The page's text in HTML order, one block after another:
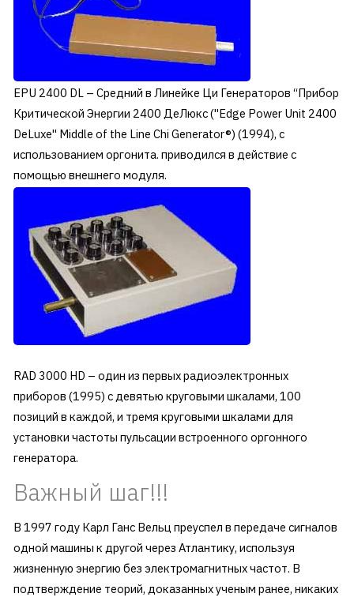
EPU 2400 DL – Средний в Линейке Ци Генераторов “Прибор
Критической Энергии 2400 ДеЛюкс ("Edge Power Unit 2400
DeLuxe" Middle of the Line Chi Generator®) (1994), с
использованием оргонита. приводился в действие с
помощью внешнего модуля.
RAD 3000 HD – один из первых радиоэлектронных
приборов (1995) с девятью круговыми шкалами, 100
позиций в каждой, и тремя круговыми шкалами для
установки частоты пульсации встроенного оргонного
генератора.
Важный шаг!!!
В 1997 году Карл Ганс Вельц преуспел в передаче сигналов
одной машины к другой через Атлантику, используя
жизненную энергию без электромагнитных частот. В
подтверждение теорий, доказанных ученым ранее, никаких